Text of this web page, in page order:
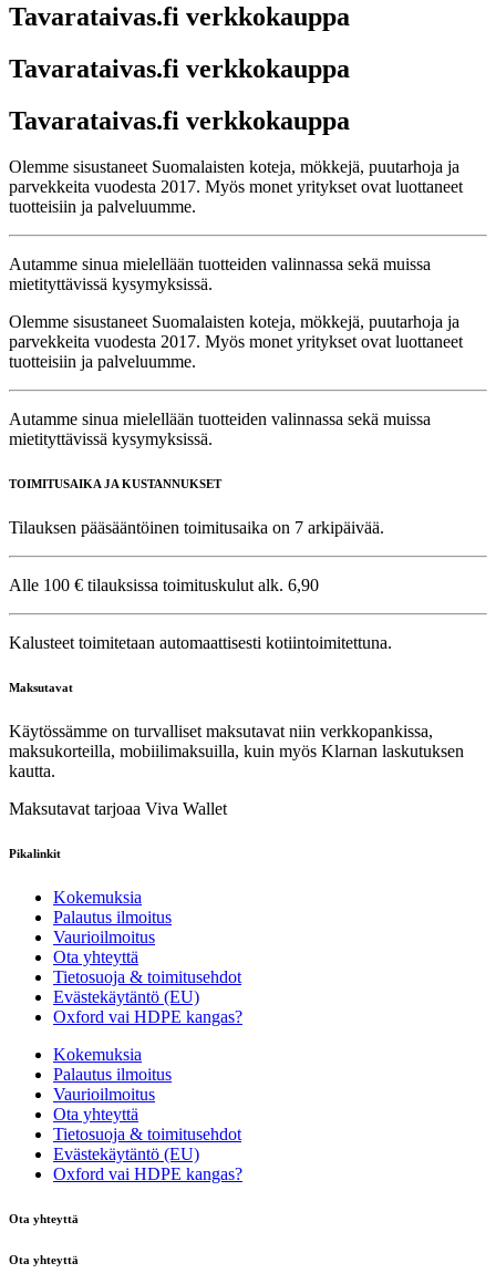
Tavarataivas.fi verkkokauppa
Tavarataivas.fi verkkokauppa
Tavarataivas.fi verkkokauppa
Olemme sisustaneet Suomalaisten koteja, mökkejä, puutarhoja ja
parvekkeita vuodesta 2017. Myös monet yritykset ovat luottaneet
tuotteisiin ja palveluumme.
Autamme sinua mielellään tuotteiden valinnassa sekä muissa
mietityttävissä kysymyksissä.
Olemme sisustaneet Suomalaisten koteja, mökkejä, puutarhoja ja
parvekkeita vuodesta 2017. Myös monet yritykset ovat luottaneet
tuotteisiin ja palveluumme.
Autamme sinua mielellään tuotteiden valinnassa sekä muissa
mietityttävissä kysymyksissä.
TOIMITUSAIKA JA KUSTANNUKSET
Tilauksen pääsääntöinen toimitusaika on 7 arkipäivää.
Alle 100 € tilauksissa toimituskulut alk. 6,90
Kalusteet toimitetaan automaattisesti kotiintoimitettuna.
Maksutavat
Käytössämme on turvalliset maksutavat niin verkkopankissa,
maksukorteilla, mobiilimaksuilla, kuin myös Klarnan laskutuksen
kautta.
Maksutavat tarjoaa Viva Wallet
Pikalinkit
Kokemuksia
Palautus ilmoitus
Vaurioilmoitus
Ota yhteyttä
Tietosuoja & toimitusehdot
Evästekäytäntö (EU)
Oxford vai HDPE kangas?
Kokemuksia
Palautus ilmoitus
Vaurioilmoitus
Ota yhteyttä
Tietosuoja & toimitusehdot
Evästekäytäntö (EU)
Oxford vai HDPE kangas?
Ota yhteyttä
Ota yhteyttä